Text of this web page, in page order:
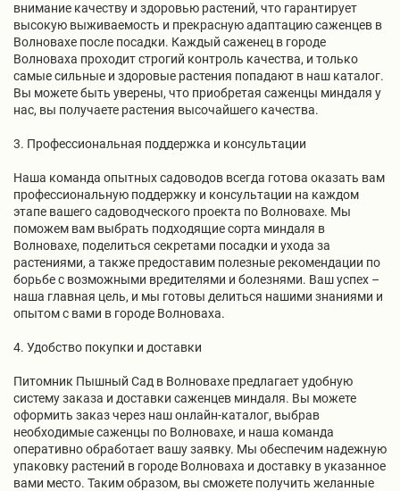
внимание качеству и здоровью растений, что гарантирует
высокую выживаемость и прекрасную адаптацию саженцев в
Волновахе после посадки. Каждый саженец в городе
Волноваха проходит строгий контроль качества, и только
самые сильные и здоровые растения попадают в наш каталог.
Вы можете быть уверены, что приобретая саженцы миндаля у
нас, вы получаете растения высочайшего качества.
3. Профессиональная поддержка и консультации
Наша команда опытных садоводов всегда готова оказать вам
профессиональную поддержку и консультации на каждом
этапе вашего садоводческого проекта по Волновахе. Мы
поможем вам выбрать подходящие сорта миндаля в
Волновахе, поделиться секретами посадки и ухода за
растениями, а также предоставим полезные рекомендации по
борьбе с возможными вредителями и болезнями. Ваш успех –
наша главная цель, и мы готовы делиться нашими знаниями и
опытом с вами в городе Волноваха.
4. Удобство покупки и доставки
Питомник Пышный Сад в Волновахе предлагает удобную
систему заказа и доставки саженцев миндаля. Вы можете
оформить заказ через наш онлайн-каталог, выбрав
необходимые саженцы по Волновахе, и наша команда
оперативно обработает вашу заявку. Мы обеспечим надежную
упаковку растений в городе Волноваха и доставку в указанное
вами место. Таким образом, вы сможете получить желанные